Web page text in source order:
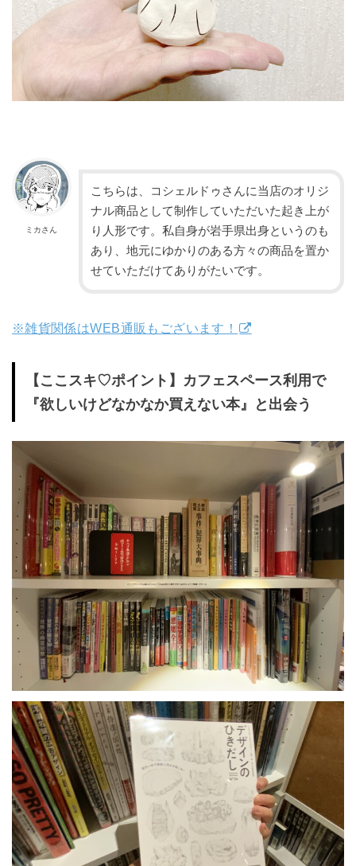
ミカさん
こちらは、コシェルドゥさんに当店のオリジ
ナル商品として制作していただいた起き上が
り人形です。私自身が岩手県出身というのも
あり、地元にゆかりのある方々の商品を置か
せていただけてありがたいです。
※雑貨関係はWEB通販もございます！
【ここスキ♡ポイント】カフェスペース利用で
『欲しいけどなかなか買えない本』と出会う